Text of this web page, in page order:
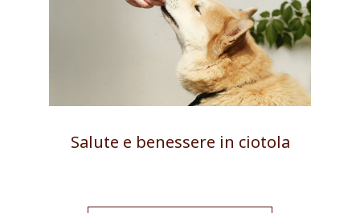
Salute e benessere in ciotola